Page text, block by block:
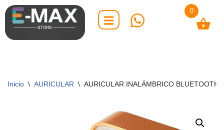
Saltar
al
Inicio \ AURICULAR \ AURICULAR INALÁMBRICO BLUETOOTH
0